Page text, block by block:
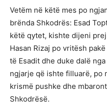
Vetëm në këtë mes po
brënda Shkodrës: Esad
këtë qytet, kishte dijeni
Hasan Rizaj po vritësh
të Esadit dhe duke dalë
ngjarje që ishte filluarë, po
krismë pushke dhe
Shkodrësë.